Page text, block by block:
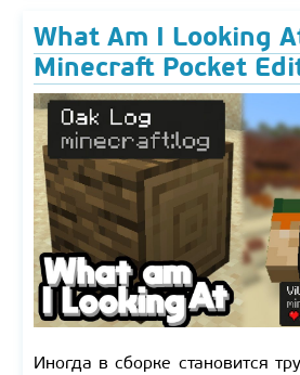
What Am I Looking
Minecraft Pocket
Иногда в сборке становится